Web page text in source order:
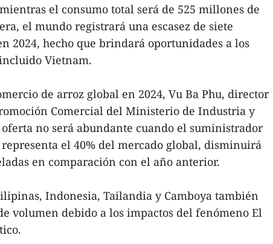
el consumo total será de 525 millones de
el mundo registrará una escasez de siete
2024, hecho que brindará oportunidades a los
Vietnam.
de arroz global en 2024, Vu Ba Phu, director
Comercial del Ministerio de Industria y
no será abundante cuando el suministrador
el 40% del mercado global, disminuirá
en comparación con el año anterior.
Indonesia, Tailandia y Camboya también
volumen debido a los impactos del fenómeno El